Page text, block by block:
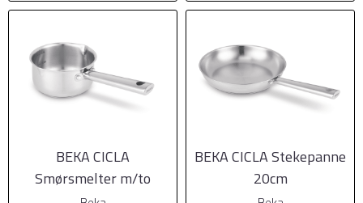
BEKA CICLA
Smørsmelter m/to
BEKA CICLA Stekepanne
20cm